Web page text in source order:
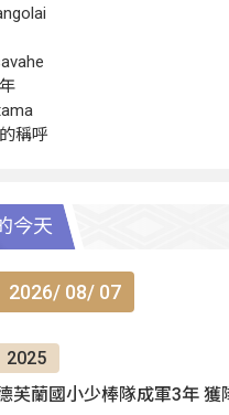
稱呼
今天
2026/ 08/ 07
2025
芙蘭國小少棒隊成軍3年 獲